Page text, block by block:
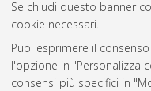
Se chiudi questo banner
cookie necessari.
Puoi esprimere il
l'opzione in "Personalizza
consensi più specifici in
Atom
Rss 1.0